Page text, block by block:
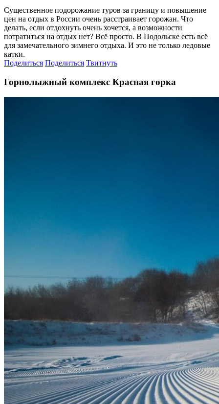
Существенное подорожание туров за границу и повышение
цен на отдых в России очень расстраивает горожан. Что
делать, если отдохнуть очень хочется, а возможности
потратиться на отдых нет? Всё просто. В Подольске есть всё
для замечательного зимнего отдыха. И это не только ледовые
катки.
Поделиться Поделиться Твитнуть
Горнолыжный комплекс Красная горка